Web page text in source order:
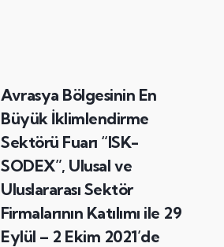
Avrasya Bölgesinin En
Büyük İklimlendirme
Sektörü Fuarı “ISK-
SODEX”, Ulusal ve
Uluslararası Sektör
Firmalarının Katılımı ile 29
Eylül – 2 Ekim 2021’de